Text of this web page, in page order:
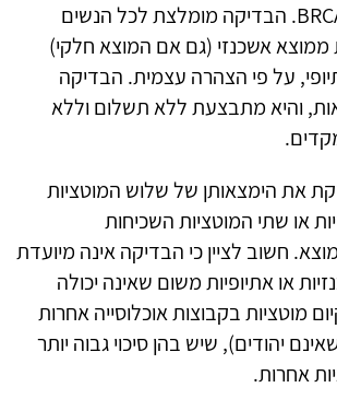
. הבדיקה מומלצת לכל הנשים
ממוצא אשכנזי (גם אם המוצא חלקי)
על פי הצהרה עצמית. הבדיקה
והיא מתבצעת ללא תשלום וללא
את הימצאותן של שלוש המוטציות
או שתי המוטציות השכיחות
חשוב לציין כי הבדיקה אינה מיועדת
או אתיופיות משום שאינה יכולה
מוטציות בקבוצות אוכלוסייה אחרות
יהודים), שיש בהן סיכוי גבוה יותר
אחרות.